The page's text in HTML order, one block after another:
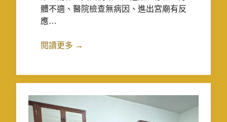
體不適、醫院檢查無病因、進出宮廟有反
應…
閱讀更多 →